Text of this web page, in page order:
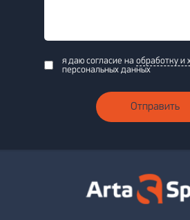
я даю согласие на обработку и
персональных данных
Отправить